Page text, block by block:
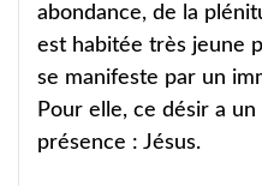
abondance, de la
est habitée très jeune
se manifeste par un
Pour elle, ce désir a
présence : Jésus.